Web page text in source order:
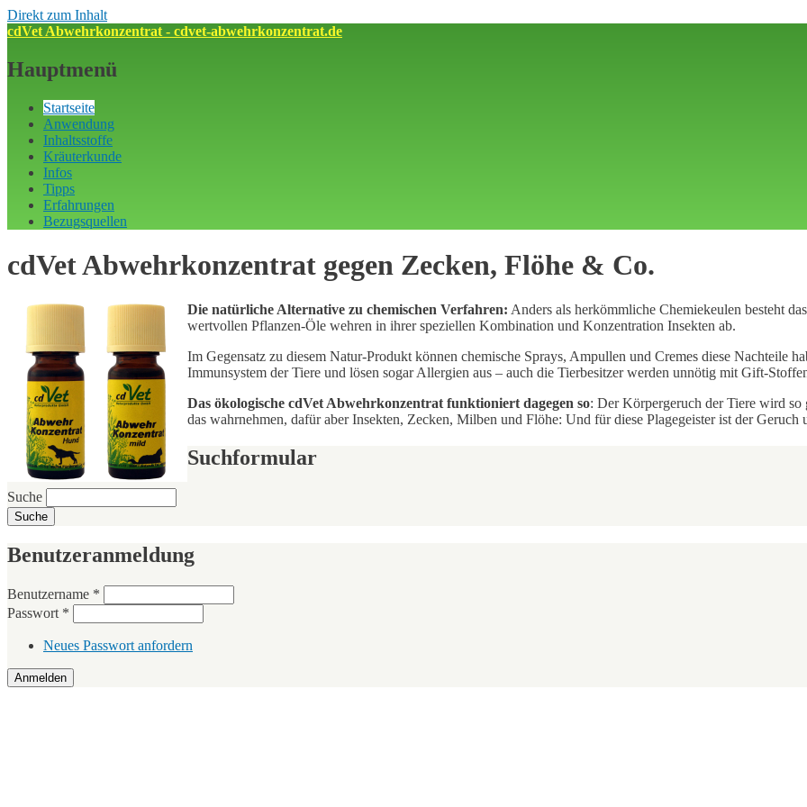
Direkt zum Inhalt
cdVet Abwehrkonzentrat - cdvet-abwehrkonzentrat.de
Hauptmenü
Startseite
Anwendung
Inhaltsstoffe
Kräuterkunde
Infos
Tipps
Erfahrungen
Bezugsquellen
cdVet Abwehrkonzentrat gegen Zecken, Flöhe & Co.
Die natürliche Alternative zu chemischen Verfahren: Anders als herkömmliche Chemiekeulen besteht
wertvollen Pflanzen-Öle wehren in ihrer speziellen Kombination und Konzentration Insekten ab.
Im Gegensatz zu diesem Natur-Produkt können chemische Sprays, Ampullen und Cremes diese Nachteile
Immunsystem der Tiere und lösen sogar Allergien aus – auch die Tierbesitzer werden unnötig mit Gift-
Das ökologische cdVet Abwehrkonzentrat funktioniert dagegen so: Der Körpergeruch der Tiere wird
das wahrnehmen, dafür aber Insekten, Zecken, Milben und Flöhe: Und für diese Plagegeister ist der Geruch
Suchformular
Suche
Benutzeranmeldung
Benutzername *
Passwort *
Neues Passwort anfordern